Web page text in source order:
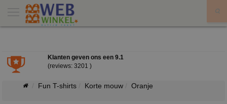
Klanten geven ons een 9.1
(reviews: 3201 )
Fun T-shirts Korte mouw Oranje